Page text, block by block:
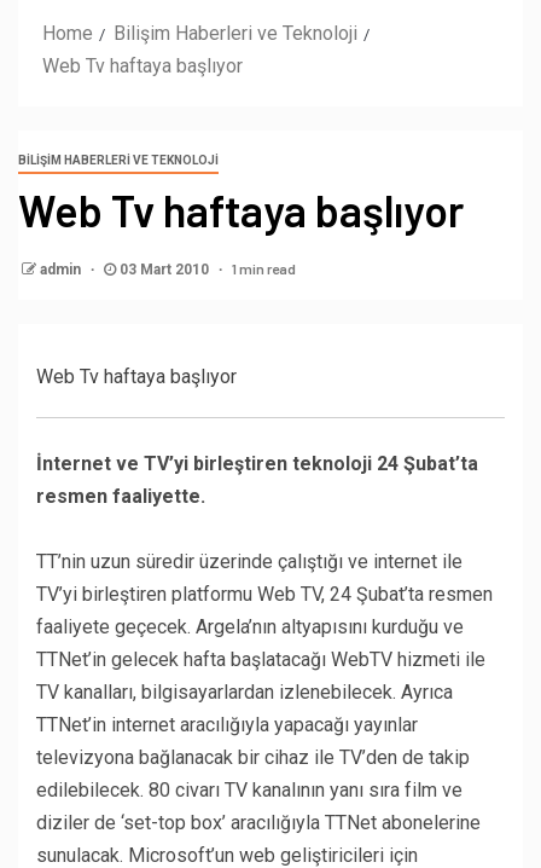
Home
Bilişim Haberleri ve Teknoloji
Web Tv haftaya başlıyor
BILIŞIM HABERLERI VE TEKNOLOJI
Web Tv haftaya başlıyor
admin 03 Mart 2010 1 min read
Web Tv haftaya başlıyor
İnternet ve TV’yi birleştiren teknoloji 24 Şubat’ta
resmen faaliyette.
TT’nin uzun süredir üzerinde çalıştığı ve internet ile
TV’yi birleştiren platformu Web TV, 24 Şubat’ta resmen
faaliyete geçecek. Argela’nın altyapısını kurduğu ve
TTNet’in gelecek hafta başlatacağı WebTV hizmeti ile
TV kanalları, bilgisayarlardan izlenebilecek. Ayrıca
TTNet’in internet aracılığıyla yapacağı yayınlar
televizyona bağlanacak bir cihaz ile TV’den de takip
edilebilecek. 80 civarı TV kanalının yanı sıra film ve
diziler de ‘set-top box’ aracılığıyla TTNet abonelerine
sunulacak. Microsoft’un web geliştiricileri için